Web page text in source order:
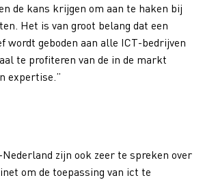
de kans krijgen om aan te haken bij
Het is van groot belang dat een
wordt geboden aan alle ICT-bedrijven
te profiteren van de in de markt
expertise.”
zijn ook zeer te spreken over
om de toepassing van ict te